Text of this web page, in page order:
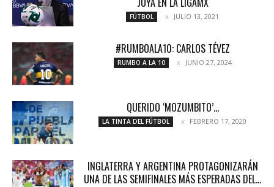
FÚTBOL JULIO 13, 2021
#RUMBOALA10: CARLOS TÉVEZ
RUMBO A LA 10 JUNIO 27, 2024
QUERIDO ‘MOZUMBITO’…
LA TINTA DEL FÚTBOL FEBRERO 17, 2020
INGLATERRA Y ARGENTINA PROTAGONIZARÁN
UNA DE LAS SEMIFINALES MÁS ESPERADAS DEL...